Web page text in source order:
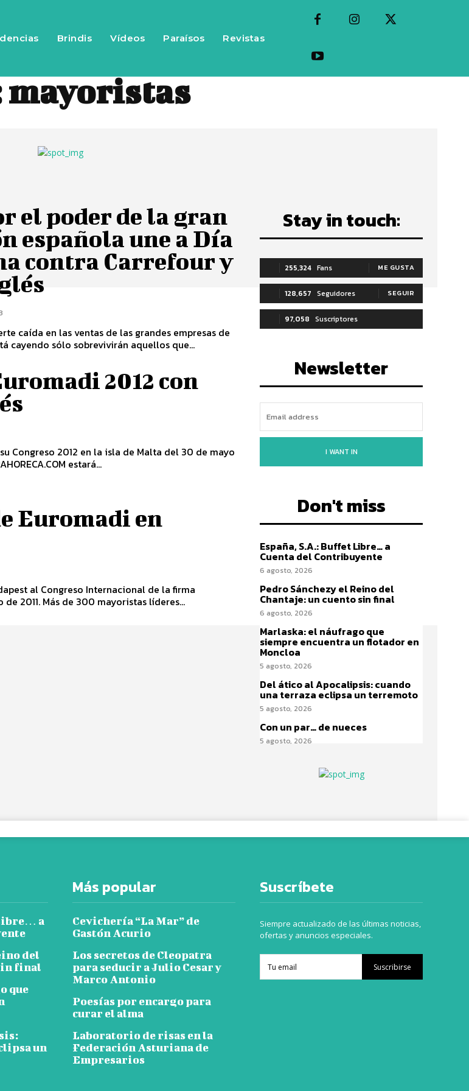
Brindis Vídeos Paraísos Revistas
mayoristas
el poder de la gran
española une a Día
contra Carrefour y
caída en las ventas de las grandes empresas de
cayendo sólo sobrevivirán aquellos que...
2012 con
Congreso 2012 en la isla de Malta del 30 de mayo
estará...
Euromadi en
al Congreso Internacional de la firma
2011. Más de 300 mayoristas líderes...
Stay in touch:
255,324 Fans ME GUSTA
128,657 Seguidores SEGUIR
97,058 Suscriptores
Newsletter
I WANT IN
Don't miss
España, S.A.: Buffet Libre… a
Cuenta del Contribuyente
6 agosto, 2026
Pedro Sánchezy el Reino del
Chantaje: un cuento sin final
6 agosto, 2026
Marlaska: el náufrago que
siempre encuentra un flotador en
Moncloa
5 agosto, 2026
Del ático al Apocalipsis: cuando
una terraza eclipsa un terremoto
5 agosto, 2026
Con un par… de nueces
5 agosto, 2026
a
del
final
que
un
Más popular
Cevichería “La Mar” de
Gastón Acurio
Los secretos de Cleopatra
para seducir a Julio Cesar y
Marco Antonio
Poesías por encargo para
curar el alma
Laboratorio de risas en la
Federación Asturiana de
Empresarios
Suscríbete
Siempre actualizado de las últimas noticias,
ofertas y anuncios especiales.
Suscribirse